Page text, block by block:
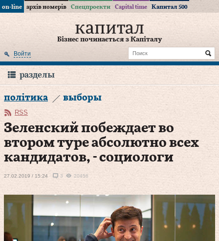
on-line архів номерів Спецпроекти Capital time Капитал 500
Бізнес починається з Капіталу
Войти
разделы
політика выборы
RSS
Зеленский побеждает во
втором туре абсолютно всех
кандидатов, - социологи
27.02.2019 / 15:24 3 20456